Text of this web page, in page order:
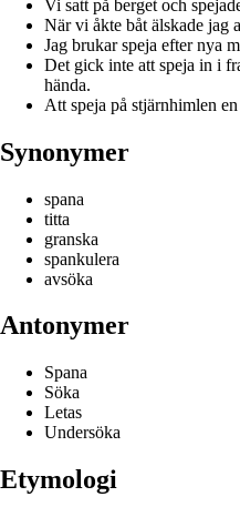
Vi satt på berget och
När vi åkte båt älskade jag
Jag brukar speja efter nya
Det gick inte att speja in i
hända.
Att speja på stjärnhimlen
Synonymer
spana
titta
granska
spankulera
avsöka
Antonymer
Spana
Söka
Letas
Undersöka
Etymologi